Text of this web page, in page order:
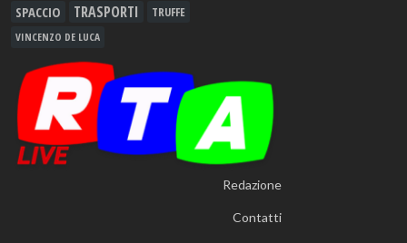
SPACCIO TRASPORTI TRUFFE
VINCENZO DE LUCA
Redazione
Contatti